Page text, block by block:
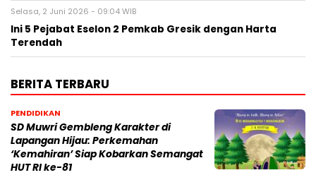
Selasa, 2 Juni 2026 - 09:04 WIB
Ini 5 Pejabat Eselon 2 Pemkab Gresik dengan Harta
Terendah
BERITA TERBARU
PENDIDIKAN
SD Muwri Gembleng Karakter di
Lapangan Hijau: Perkemahan
‘Kemahiran’ Siap Kobarkan Semangat
HUT RI ke-81